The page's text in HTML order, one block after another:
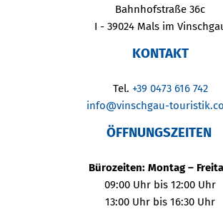
Bahnhofstraße 36c
I - 39024 Mals im
KONTAKT
Tel. +39 0473 616 742
info@vinschgau-
ÖFFNUNGSZEITEN
Bürozeiten: Montag –
09:00 Uhr bis 12:00 Uhr
13:00 Uhr bis 16:30 Uhr